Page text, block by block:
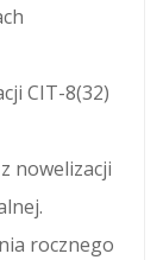
CIT-8(32)
nowelizacji
rocznego